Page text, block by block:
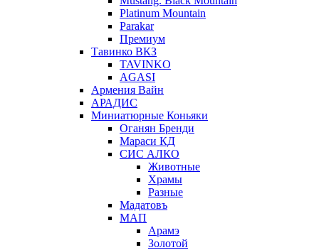
Platinum Mountain
Parakar
Премиум
Тавинко ВКЗ
TAVINKO
AGASI
Армения Вайн
АРАДИС
Миниатюрные Коньяки
Оганян Бренди
Мараси КД
СИС АЛКО
Животные
Храмы
Разные
Мадатовъ
МАП
Арамэ
Золотой